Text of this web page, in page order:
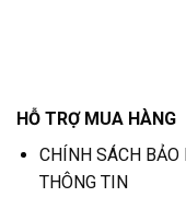
HỖ TRỢ MUA HÀNG
CHÍNH SÁCH BẢO
THÔNG TIN